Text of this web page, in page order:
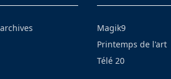
Magik9
Printemps de l'art
Télé 20